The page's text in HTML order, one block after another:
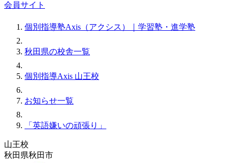
会員サイト
個別指導塾Axis（アクシス）｜学習塾・進学塾
秋田県の校舎一覧
個別指導Axis 山王校
お知らせ一覧
「英語嫌いの頑張り」
山王校
秋田県秋田市